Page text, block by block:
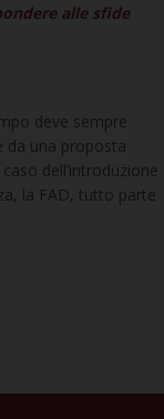
alle sfide
deve sempre
da una proposta
dell’introduzione
la FAD, tutto parte